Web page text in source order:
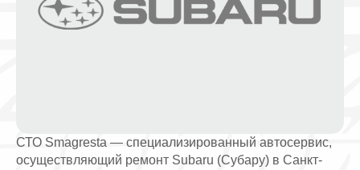
СТО Smagresta — специализированный автосервис,
осуществляющий ремонт Subaru (Субару) в Санкт-